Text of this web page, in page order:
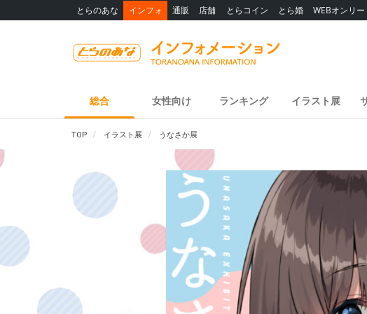
とらのあな インフォ 通販 店舗 とらコイン とら婚 WEBオンリー
総合 女性向け ランキング イラスト展
TOP イラスト展 うなさか展